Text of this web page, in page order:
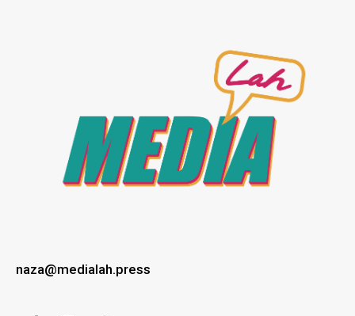
naza@medialah.press